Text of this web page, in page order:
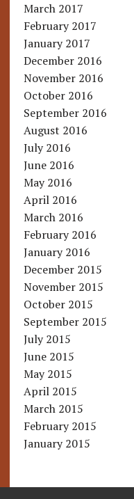
March 2017
February 2017
January 2017
December 2016
November 2016
October 2016
September 2016
August 2016
July 2016
June 2016
May 2016
April 2016
March 2016
February 2016
January 2016
December 2015
November 2015
October 2015
September 2015
July 2015
June 2015
May 2015
April 2015
March 2015
February 2015
January 2015